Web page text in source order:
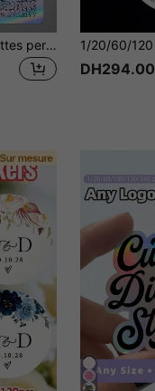
1/40/120 pièces Étiquettes personnalisées - Autocollants carrés personnalisables, peuvent imprimer n'importe quel design, image, logo, texte, code QR, imperméables, cadeau, autocollants d'étiquettes de remerciement personnalisés, cadeau idéal unique pour les amis, le fils, la fille, autocollants de Noël, autocollants de la Fête de l'Indépendance, autocollants de Thanksgiving, autocollants holographiques, autocollants de Pâques.
DH294.00